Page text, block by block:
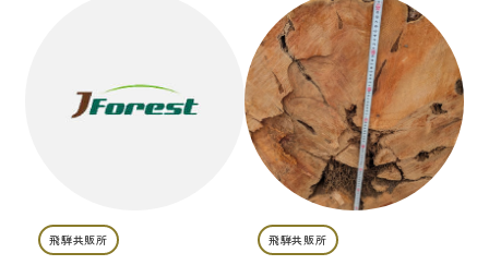
飛騨共販所 飛騨共販所